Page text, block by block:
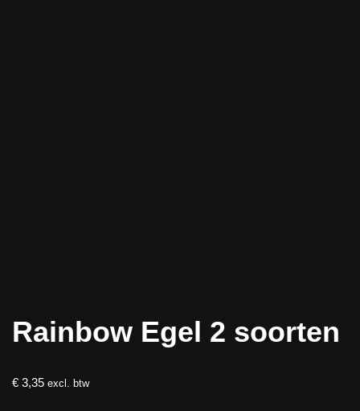
Rainbow Egel 2 soorten
€ 3,35 excl. btw